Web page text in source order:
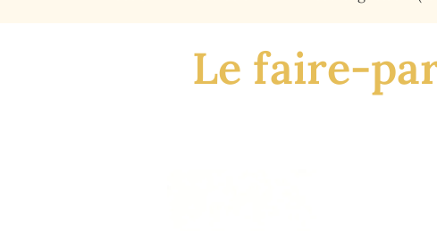
Le faire-